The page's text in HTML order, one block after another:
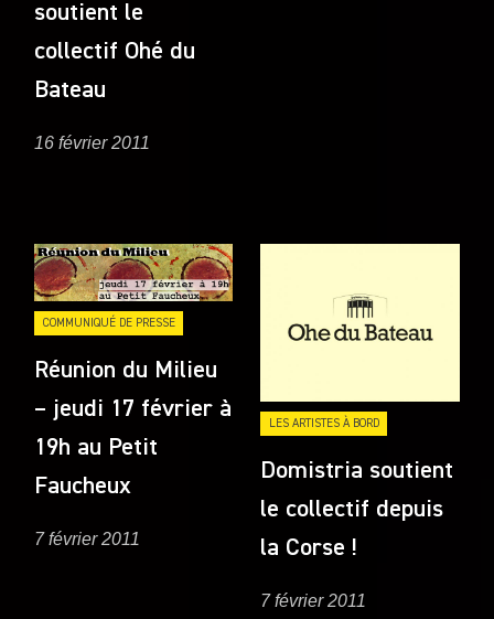
soutient le
collectif Ohé du
Bateau
16 février 2011
COMMUNIQUÉ DE PRESSE
Réunion du Milieu
– jeudi 17 février à
19h au Petit
Faucheux
7 février 2011
LES ARTISTES À BORD
Domistria soutient
le collectif depuis
la Corse !
7 février 2011